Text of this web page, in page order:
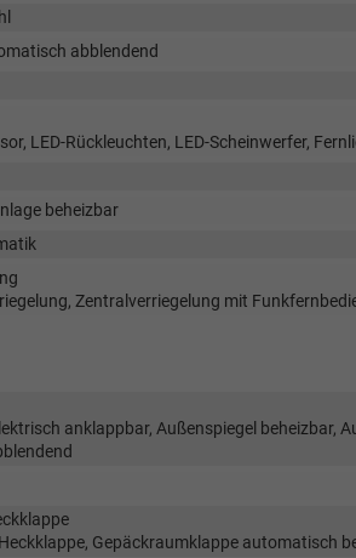
abblendend
LED-Rückleuchten, LED-Scheinwerfer,
beheizbar
Zentralverriegelung mit
anklappbar, Außenspiegel beheizbar,
Gepäckraumklappe automatisch